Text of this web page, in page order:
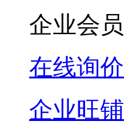
企业会员
在线询价
企业旺铺